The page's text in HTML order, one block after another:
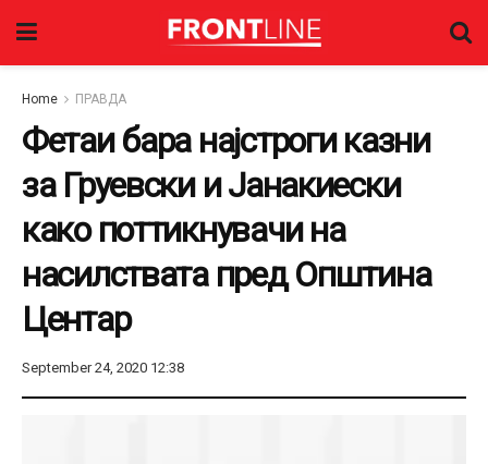
Home ПРАВДА
Фетаи бара најстроги казни
за Груевски и Јанакиески
како поттикнувачи на
насилствата пред Општина
Центар
September 24, 2020 12:38